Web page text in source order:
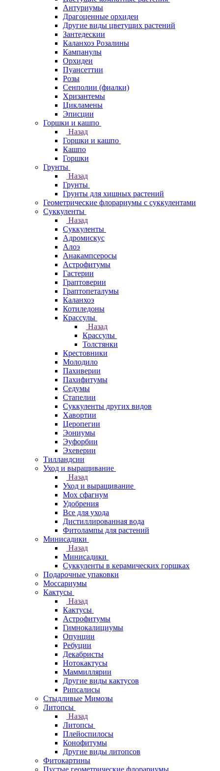
Антуриумы
Драгоценные орхидеи
Другие виды цветущих растений
Зантедескии
Каланхоэ Розалины
Кампанулы
Орхидеи
Пуансеттии
Розы
Сенполии (фиалки)
Хризантемы
Цикламены
Эписции
Горшки и кашпо
Назад
Горшки и кашпо
Кашпо
Горшки
Грунты
Назад
Грунты
Грунты для хищных растений
Геометрические флорариумы с суккулентами
Суккуленты
Назад
Суккуленты
Адромискус
Алоэ
Анакампсеросы
Астрофитумы
Гастерии
Граптоверии
Граптопеталумы
Каланхоэ
Котиледоны
Крассулы
Назад
Крассулы
Толстянки
Крестовники
Молодило
Пахиверии
Пахифитумы
Седумы
Стапелии
Суккуленты других видов
Хавортии
Церопегии
Эониумы
Эуфорбии
Эхеверии
Тилландсии
Уход и выращивание
Назад
Уход и выращивание
Мох сфагнум
Удобрения
Все для ухода
Дистиллированная вода
Фитолампы для растений
Минисадики
Назад
Минисадики
Суккуленты в керамических горшках
Подарочные упаковки
Моссариумы
Кактусы
Назад
Кактусы
Астрофитумы
Гимнокалициумы
Опунции
Ребуции
Декабристы
Нотокактусы
Маммиллярии
Другие виды кактусов
Рипсалисы
Стыдливые Мимозы
Литопсы
Назад
Литопсы
Плейоспилосы
Конофитумы
Другие виды литопсов
Фитокартины
Пустые геометрические флорариумы